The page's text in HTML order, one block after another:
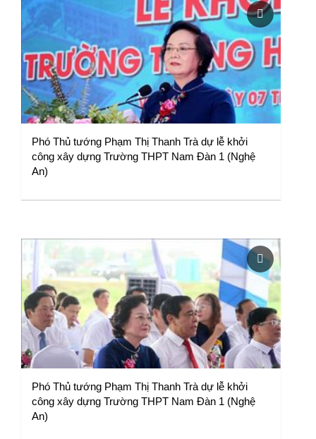
Phó Thủ tướng Phạm Thị Thanh Trà dự lễ khởi
công xây dựng Trường THPT Nam Đàn 1 (Nghệ
An)
Phó Thủ tướng Phạm Thị Thanh Trà dự lễ khởi
công xây dựng Trường THPT Nam Đàn 1 (Nghệ
An)